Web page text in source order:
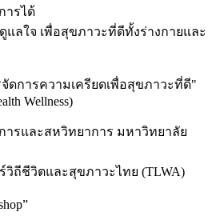
ารได้
ลใจ เพื่อสุขภาวะที่ดีทั้งร่างกายและ
ดการความเครียดเพื่อสุขภาวะที่ดี"
Wellness)
ารและสหวิทยาการ มหาวิทยาลัย
ถีชีวิตและสุขภาวะไทย (TLWA)